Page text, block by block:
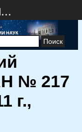
№ 217
г.,